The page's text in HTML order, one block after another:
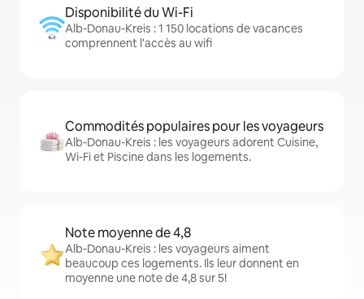
Disponibilité du Wi-Fi
Alb-Donau-Kreis : 1 150 locations de vacances
comprennent l'accès au wifi
Commodités populaires pour les voyageurs
Alb-Donau-Kreis : les voyageurs adorent Cuisine,
Wi-Fi et Piscine dans les logements.
Note moyenne de 4,8
Alb-Donau-Kreis : les voyageurs aiment
beaucoup ces logements. Ils leur donnent en
moyenne une note de 4,8 sur 5!